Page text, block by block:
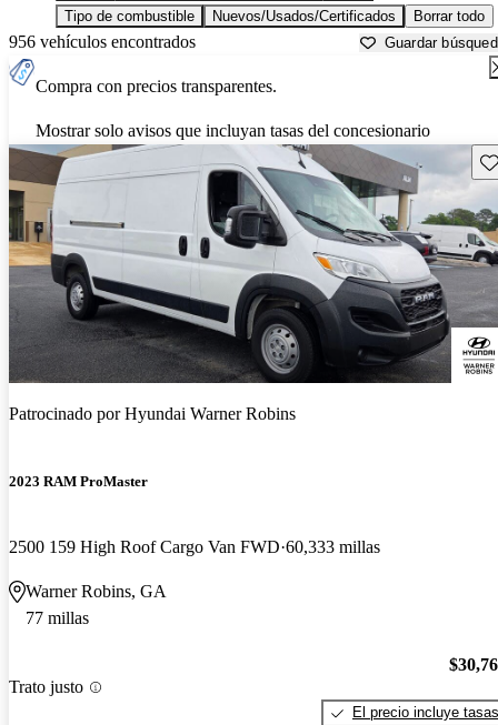
Tipo de combustible
Nuevos/Usados/Certificados Borrar todo
956 vehículos encontrados Guardar
Compra con precios transparentes.
Mostrar solo avisos que incluyan tasas del concesionario
Patrocinado porHyundai Warner Robins
2023 RAM ProMaster
2500 159 High Roof Cargo Van FWD 60,333 millas
Warner Robins, GA
77 millas
Trato justo
El precio incluye tasas